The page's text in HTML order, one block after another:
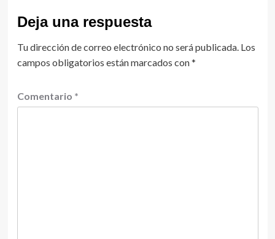
Deja una respuesta
Tu dirección de correo electrónico no será publicada. Los
campos obligatorios están marcados con*
Comentario *